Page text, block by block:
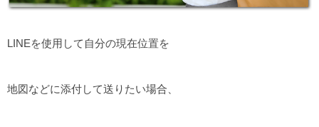
LINEを使用して自分の現在位置を
地図などに添付して送りたい場合、